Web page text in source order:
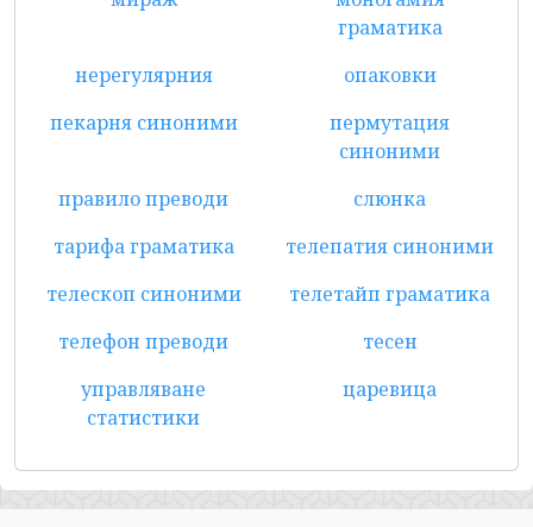
граматика
нерегулярния
опаковки
пекарня синоними
пермутация
синоними
правило преводи
слюнка
тарифа граматика
телепатия синоними
телескоп синоними
телетайп граматика
телефон преводи
тесен
управляване
статистики
царевица